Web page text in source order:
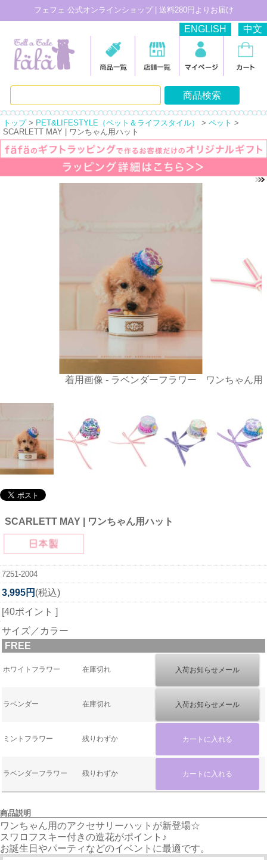
フェフェ 公式オンラインショップ | 送料280円よりお届け
ENGLISH 中文
トップ> PET&LIFESTYLE（ペット＆ライフスタイル） > ペット >
SCARLETT MAY | ワンちゃん用ハット
着用画像 - ラベンダーフラワー
ワンちゃん用
SCARLETT MAY | ワンちゃん用ハット
7251-2004
3,995円 (税込)
[40ポイント ]
サイズ／カラー
FREE
ホワイトフラワー 在庫切れ
ラベンダー 在庫切れ
ミントフラワー 残りわずか
ラベンダーフラワー 残りわずか
商品説明
ワンちゃん用のアクセサリーハットが新登場☆
スワロフスキー付きの造花がポイント♪
お誕生日やパーティなどのイベントに最適です。